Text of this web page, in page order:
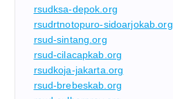
rsudksa-depok.org
rsudrtnotopuro-sidoarjokab.org
rsud-sintang.org
rsud-cilacapkab.org
rsudkoja-jakarta.org
rsud-brebeskab.org